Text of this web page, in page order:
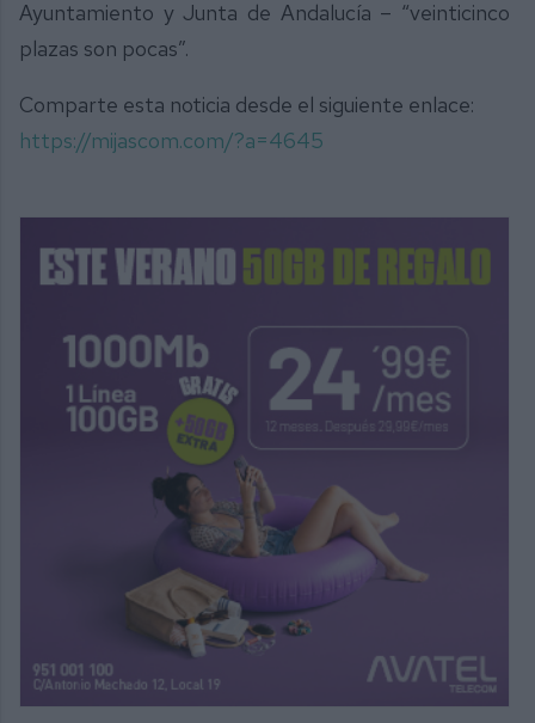
Ayuntamiento y Junta de Andalucía – “veinticinco
plazas son pocas”.
Comparte esta noticia desde el siguiente enlace:
https://mijascom.com/?a=4645